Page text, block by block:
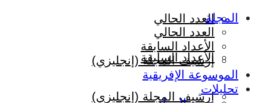
العدد الحالي
الأعداد السابقة
إرشيف المجلة (إنجليزي)
المجلة
العدد الحالي
الأعداد السابقة
إرشيف المجلة (إنجليزي)
الموسوعة الإفريقية
تحليلات